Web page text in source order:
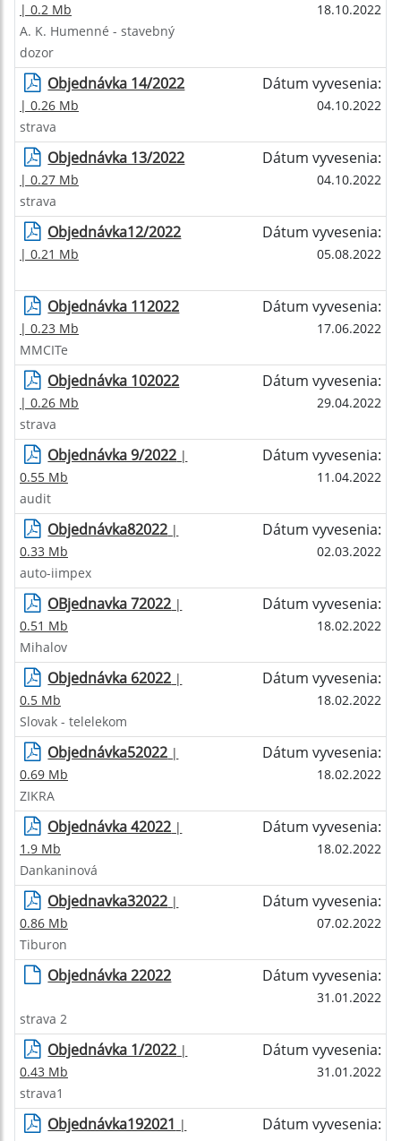
| 0.2 Mb
18.10.2022
A. K. Humenné - stavebný
dozor
Objednávka 14/2022
| 0.26 Mb
Dátum vyvesenia:
04.10.2022
strava
Objednávka 13/2022
| 0.27 Mb
Dátum vyvesenia:
04.10.2022
strava
Objednávka12/2022
| 0.21 Mb
Dátum vyvesenia:
05.08.2022
Objednávka 112022
| 0.23 Mb
Dátum vyvesenia:
17.06.2022
MMCITe
Objednávka 102022
| 0.26 Mb
Dátum vyvesenia:
29.04.2022
strava
Objednávka 9/2022 |
0.55 Mb
Dátum vyvesenia:
11.04.2022
audit
Objednávka82022 |
0.33 Mb
Dátum vyvesenia:
02.03.2022
auto-iimpex
OBjednavka 72022 |
0.51 Mb
Dátum vyvesenia:
18.02.2022
Mihalov
Objednávka 62022 |
0.5 Mb
Dátum vyvesenia:
18.02.2022
Slovak - telelekom
Objednávka52022 |
0.69 Mb
Dátum vyvesenia:
18.02.2022
ZIKRA
Objednávka 42022 |
1.9 Mb
Dátum vyvesenia:
18.02.2022
Dankaninová
Objednavka32022 |
0.86 Mb
Dátum vyvesenia:
07.02.2022
Tiburon
Objednávka 22022 Dátum vyvesenia:
31.01.2022
strava 2
Objednávka 1/2022 |
0.43 Mb
Dátum vyvesenia:
31.01.2022
strava1
Objednávka192021 |
Dátum vyvesenia: